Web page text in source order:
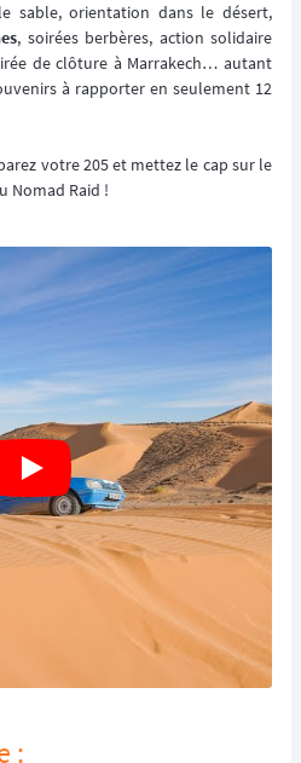
sable, orientation dans le désert,
, soirées berbères, action solidaire
de clôture à Marrakech… autant
à rapporter en seulement 12
votre 205 et mettez le cap sur le
Nomad Raid !
: